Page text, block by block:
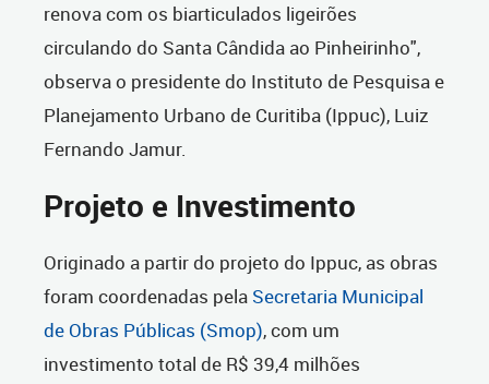
renova com os biarticulados ligeirões
circulando do Santa Cândida ao Pinheirinho",
observa o presidente do Instituto de Pesquisa e
Planejamento Urbano de Curitiba (Ippuc), Luiz
Fernando Jamur.
Projeto e Investimento
Originado a partir do projeto do Ippuc, as obras
foram coordenadas pela Secretaria Municipal
de Obras Públicas (Smop), com um
investimento total de R$ 39,4 milhões